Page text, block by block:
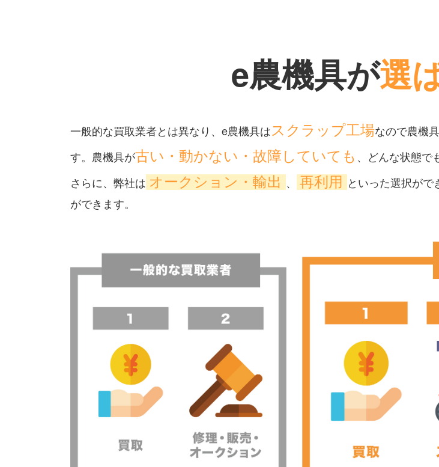
e農機具が選
一般的な買取業者とは異なり、e農機具はスクラップ工場なので農機
す。農機具が古い・動かない・故障していても 、どんな状態で
さらに、弊社は オークション・輸出、 再利用といった選択が
ができます。